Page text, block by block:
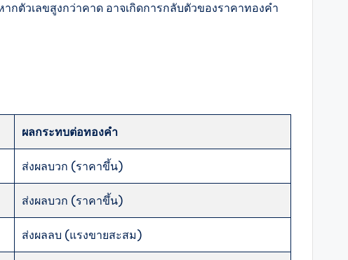
ตัวเลขสูงกว่าคาด อาจเกิดการกลับตัวของราคาทองคำ
ผลกระทบต่อทองคำ
ส่งผลบวก (ราคาขึ้น)
ส่งผลบวก (ราคาขึ้น)
ส่งผลลบ (แรงขายสะสม)